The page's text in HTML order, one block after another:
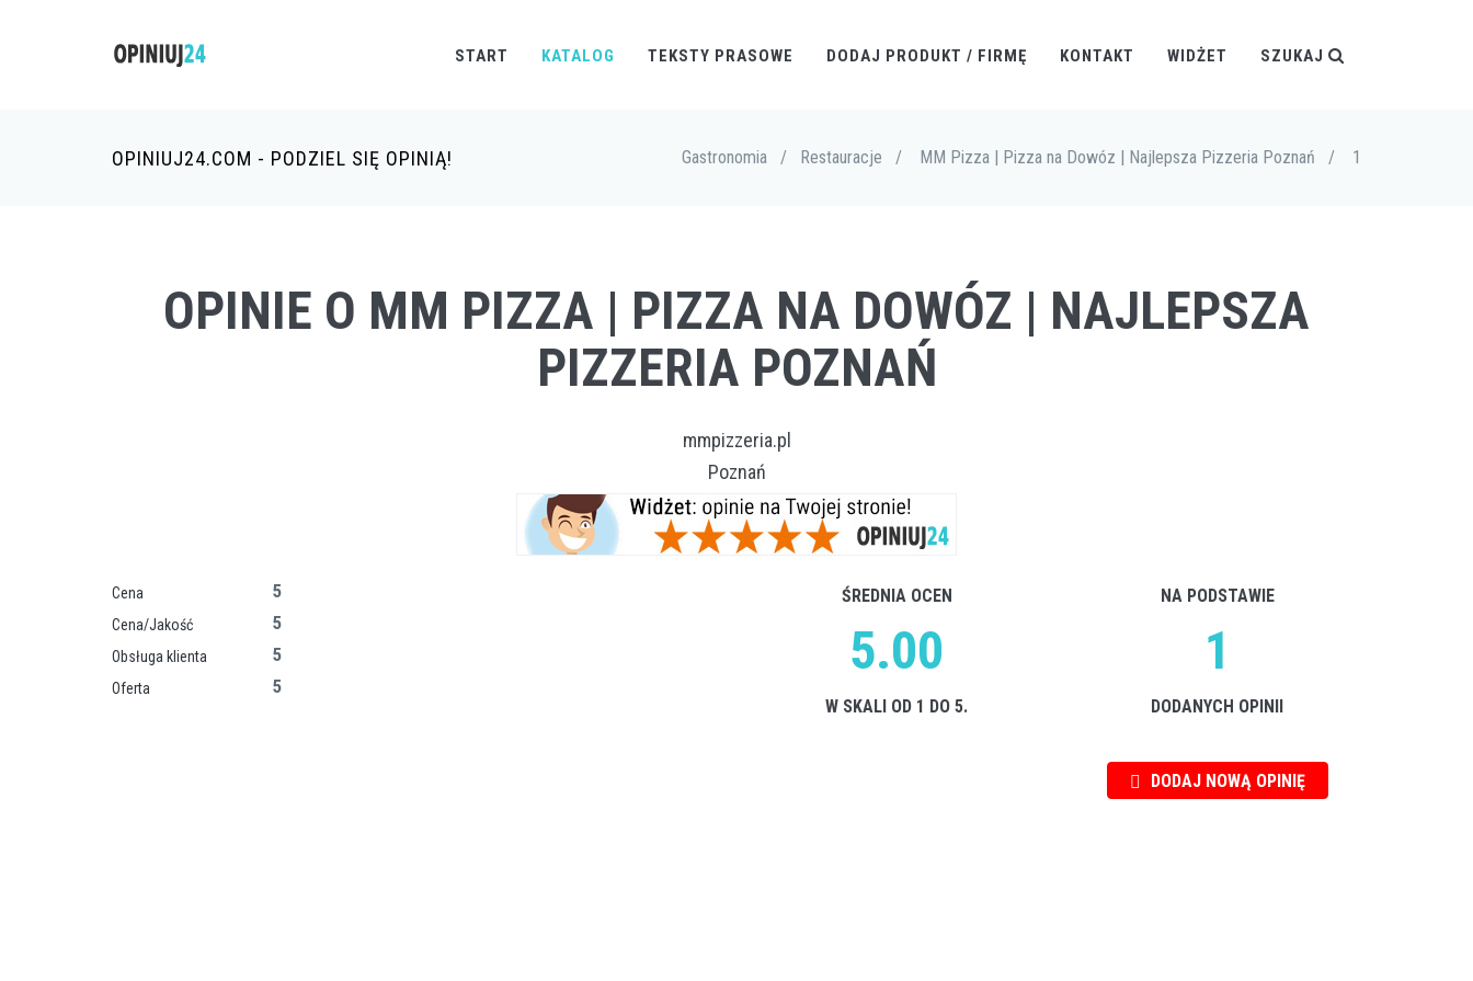
START KATALOG TEKSTY PRASOWE DODAJ PRODUKT / FIRMĘ KONTAKT WIDŻET SZUKAJ
OPINIUJ24.COM - PODZIEL SIĘ OPINIĄ! Gastronomia / Restauracje / MM Pizza | Pizza na Dowóz | Najlepsza Pizzeria Poznań / 1
OPINIE O MM PIZZA | PIZZA NA DOWÓZ | NAJLEPSZA
PIZZERIA POZNAŃ
mmpizzeria.pl
Poznań
Cena 5
Cena/Jakość 5
Obsługa klienta 5
Oferta 5
ŚREDNIA OCEN
5.00
W SKALI OD 1 DO 5.
NA PODSTAWIE
1
DODANYCH OPINII
DODAJ NOWĄ OPINIĘ